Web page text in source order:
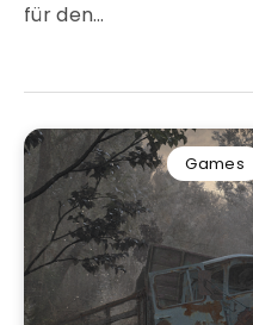
für den…
Games